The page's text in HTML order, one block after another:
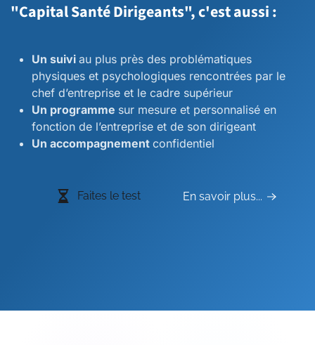
"Capital Santé Dirigeants", c'est aussi :
Un suivi au plus près des problématiques
physiques et psychologiques rencontrées par le
chef d’entreprise et le cadre supérieur
Un programme sur mesure et personnalisé en
fonction de l’entreprise et de son dirigeant
Un accompagnement confidentiel
Faites le test En savoir plus...